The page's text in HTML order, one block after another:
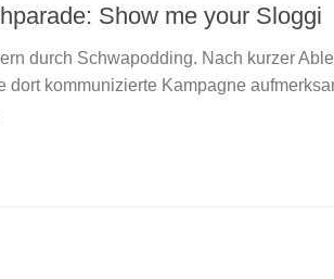
Show me your Sloggi
durch Schwapodding. Nach kurzer
kommunizierte Kampagne